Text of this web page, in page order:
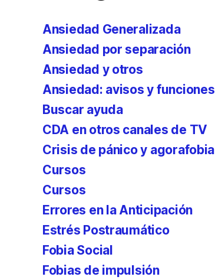
Ansiedad Generalizada
Ansiedad por separación
Ansiedad y otros
Ansiedad: avisos y funciones
Buscar ayuda
CDA en otros canales de TV
Crisis de pánico y agorafobia
Cursos
Cursos
Errores en la Anticipación
Estrés Postraumático
Fobia Social
Fobias de impulsión